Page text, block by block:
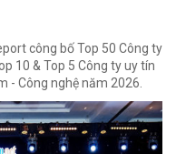
công bố Top 50 Công ty
10 & Top 5 Công ty uy tín
- Công nghệ năm 2026.